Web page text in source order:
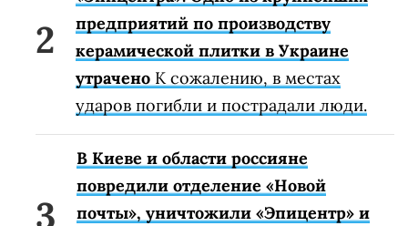
предприятий по производству
керамической плитки в Украине
утрачено К сожалению, в местах
ударов погибли и пострадали люди.
В Киеве и области россияне
повредили отделение «Новой
почты», уничтожили «Эпицентр» и